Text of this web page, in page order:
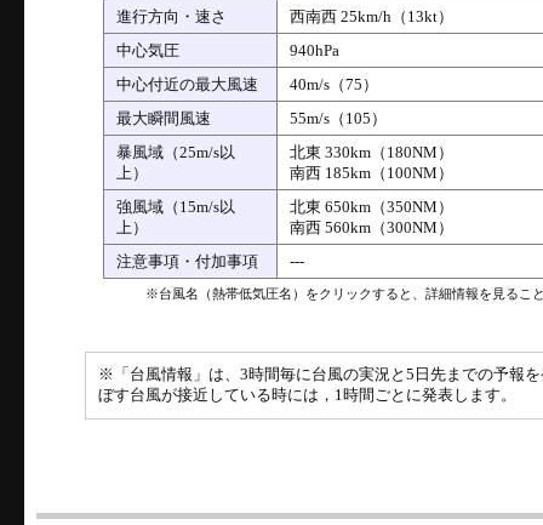
進行方向・速さ
西南西 25km/h（13kt）
中心気圧
940hPa
中心付近の最大風速
40m/s（75）
最大瞬間風速
55m/s（105）
暴風域（25m/s以
上）
北東 330km（180NM）
南西 185km（100NM）
強風域（15m/s以
上）
北東 650km（350NM）
南西 560km（300NM）
注意事項・付加事項
---
※台風名（熱帯低気圧名）をクリックすると、詳細情報を見るこ
※「台風情報」は、3時間毎に台風の実況と5日先までの予報
ぼす台風が接近している時には，1時間ごとに発表します。